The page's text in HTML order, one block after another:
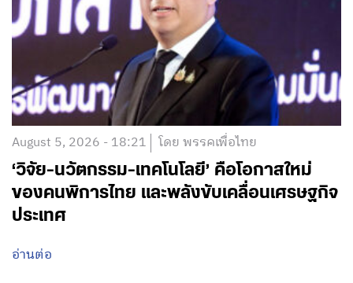
FacebookTwitterShare
Categories:ข่าวสารจากพรรค
Tags:คสช. ,รัฐธรรมนูญ ,ร่างรัฐธรรมนูญ
บทความที่เกี่ยวข้อง